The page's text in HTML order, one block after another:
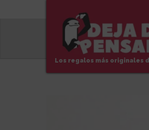
Los regalos más originales